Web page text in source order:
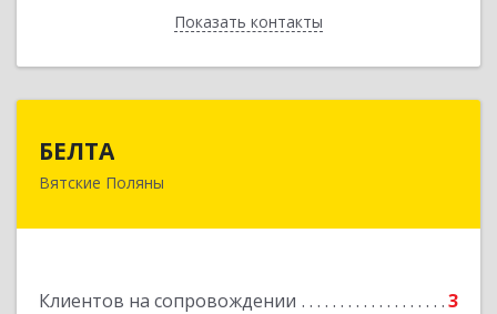
Показать контакты
Назад
БЕЛТА
Вятские Поляны
Клиентов на сопровождении 3
612960, Кировская обл, Вятские Поляны г,